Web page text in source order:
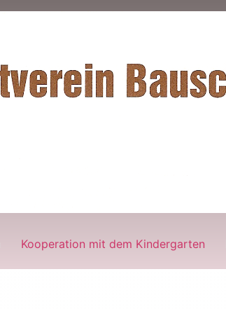
Kooperation mit dem Kindergarten